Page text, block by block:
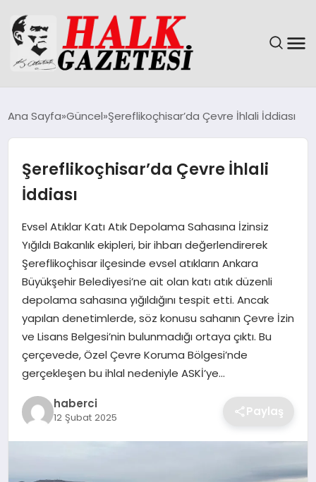
DÜNYA
EĞITIM
MAGAZIN
SAĞLIK
SIYASET
SPOR
TEKNOLOJI
Ana Sayfa Güncel Şereflikoçhisar’da Çevre İhlali İddiası
Şereflikoçhisar’da Çevre İhlali
İddiası
Evsel Atıklar Katı Atık Depolama Sahasına İzinsiz
Yığıldı Bakanlık ekipleri, bir ihbarı değerlendirerek
Şereflikoçhisar ilçesinde evsel atıkların Ankara
Büyükşehir Belediyesi’ne ait olan katı atık düzenli
depolama sahasına yığıldığını tespit etti. Ancak
yapılan denetimlerde, söz konusu sahanın Çevre İzin
ve Lisans Belgesi’nin bulunmadığı ortaya çıktı. Bu
çerçevede, Özel Çevre Koruma Bölgesi’nde
gerçekleşen bu ihlal nedeniyle ASKİ’ye…
haberci
12 Şubat 2025 Paylaş